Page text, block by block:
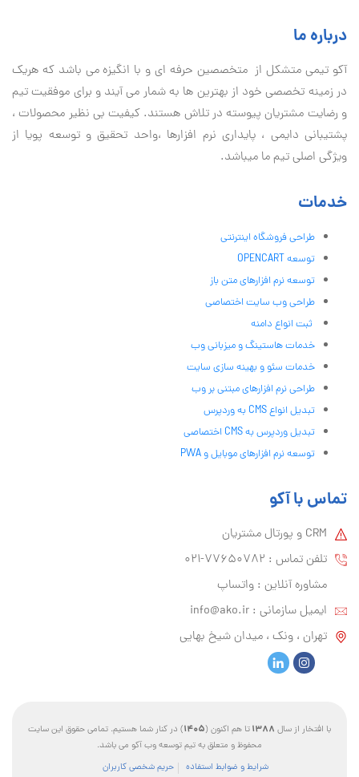
درباره ما
آكو تيمی متشکل از متخصصین حرفه ای و با انگیزه می باشد که هریک
در زمینه تخصصی خود از بهترین ها به شمار می آیند و برای موفقیت تيم
و رضایت مشتریان پیوسته در تلاش هستند. کیفیت بی نظير محصولات ،
پشتیبانی دايمی ، پایداری نرم افزارها ،واحد تحقیق و توسعه پویا از
ویژگی اصلی تیم ما میباشد.
خدمات
طراحی فروشگاه اینترنتی
توسعه OPENCART
توسعه نرم افزارهای متن باز
طراحی وب سایت اختصاصی
ثبت انواع دامنه
خدمات هاستینگ و میزبانی وب
خدمات سئو و بهینه سازی سایت
طراحی نرم افزارهای مبتنی بر وب
تبدیل انواع CMS به وردپرس
تبدیل وردپرس به CMS اختصاصی
توسعه نرم افزارهای موبایل و PWA
تماس با آکو
CRM و پورتال مشتریان
تلفن تماس :‌ 77650782-021
مشاوره آنلاین : واتساپ
ایمیل سازمانی :‌ info@ako.ir
تهران ، ونک ، میدان شیخ بهایی
با افتخار از سال 1388تا هم اکنون (1405) در کنار شما هستیم. تمامی حقوق این سایت
محفوظ و متعلق به تیم توسعه وب آکو می باشد.
شرایط و ضوابط استفاده
حریم شخصی کاربران